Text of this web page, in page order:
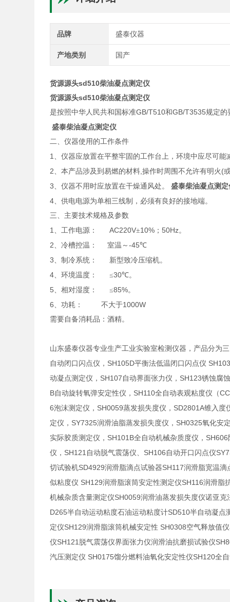
品牌 盛泰仪器
产地类别 国产
货源源头sd510柴油凝点测定仪
货源源头sd510柴油凝点测定仪
是按照中华人民共和国标准GB/T510和GB/T3535规定的
盛泰柴油凝点测定仪
二、仪器使用的工作条件
1 、仪器应放置在平整牢固的工作台上，环境中应尽可能
2、本产品涉及到易燃的材料 ,操作时周围不允许有明火 (
3、仪器不用时应放置在干燥通风处。盛泰柴油凝点测定
4、供电电源为单相三线制，必须有良好的接地端。
三、主要技术规格及参数
1 、工作电源： AC220V±10% ；50Hz。
2、冷槽控温： 室温～-45℃
3、制冷系统： 新型致冷压缩机。
4、环境温度： ≤30℃。
5、相对湿度： ≤85%。
6、功耗： 不大于1000W
需要自备消耗品：酒精。
山东盛泰仪器专业生产工业实验室检测仪器，产品分为
自动闭口闪点仪， SH105D平衡法低温闭口闪点仪
动凝点测定仪， SH107 自动界面张力仪， SH123锈蚀腐
B自动旋转氧弹安定性仪， SH110全自动表观粘度仪（
6泡沫测定仪， SH0059蒸发损失度仪， SD2801A锥入度
定仪， SY7325润滑油脂蒸发损失度仪， SH0325氧化安
实际胶质测定仪， SH101B全自动机械杂质度仪， SH606
仪， SH121 自动脱气震荡仪、 SH106 自动开口闪点仪
切试验机SD4929润滑脂滴点试验器SH117润滑脂宽温滴
似粘度仪 SH129润滑脂滚筒安定性测定仪SH116润滑脂
机械杂质含量测定仪SH0059润滑油蒸发损失度仪诺亚克
D265半自动运动粘度石油运动粘度计SD510半自动凝点
定仪SH129润滑脂滚筒机械安定性 SH0308空气释放值
仪SH121 脱气震荡仪界面张力仪润滑油抗磨损试验仪
汽压测定仪 SH0175馏分燃料油氧化安定性仪SH120全